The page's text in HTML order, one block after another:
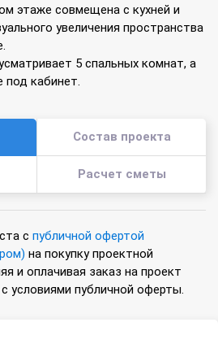
этаже совмещена с кухней и
увеличения пространства
5 спальных комнат, а
кабинет.
Состав проекта
Расчет сметы
с публичной офертой
на покупку проектной
и оплачивая заказ на проект
условиями публичной оферты.